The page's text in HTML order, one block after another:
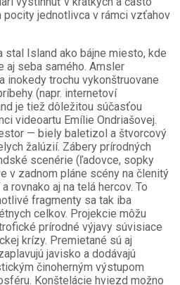
pocity jednotlivca v rámci vzťahov
stal Island ako bájne miesto, kde
aj seba samého. Amsler
inokedy trochu vykonštruovane
(napr. internetoví
je tiež dôležitou súčasťou
videoartu Emílie Ondriašovej.
— biely baletizol a štvorcový
žalúzií. Zábery prírodných
scenérie (ľadovce, sopky
v zadnom pláne scény na členitý
rovnako aj na telá hercov. To
fragmenty sa tak iba
celkov. Projekcie môžu
prírodné výjavy súvisiace
krízy. Premietané sú aj
javisko a dodávajú
činoherným výstupom
Konštelácie hviezd možno